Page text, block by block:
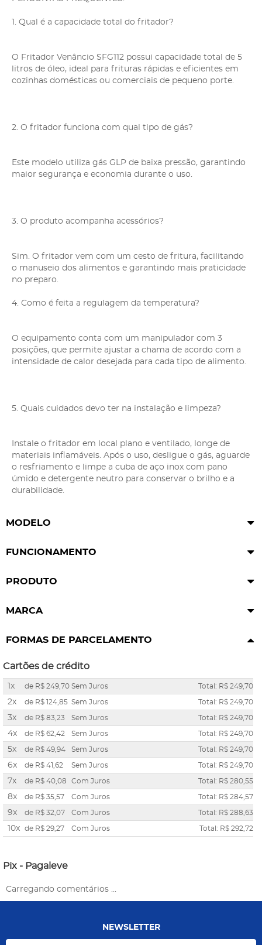
1. Qual é a capacidade total do fritador?
O Fritador Venâncio SFG112 possui capacidade total de 5
litros de óleo, ideal para frituras rápidas e eficientes em
cozinhas domésticas ou comerciais de pequeno porte.
2. O fritador funciona com qual tipo de gás?
Este modelo utiliza gás GLP de baixa pressão, garantindo
maior segurança e economia durante o uso.
3. O produto acompanha acessórios?
Sim. O fritador vem com um cesto de fritura, facilitando
o manuseio dos alimentos e garantindo mais praticidade
no preparo.
4. Como é feita a regulagem da temperatura?
O equipamento conta com um manipulador com 3
posições, que permite ajustar a chama de acordo com a
intensidade de calor desejada para cada tipo de alimento.
5. Quais cuidados devo ter na instalação e limpeza?
Instale o fritador em local plano e ventilado, longe de
materiais inflamáveis. Após o uso, desligue o gás, aguarde
o resfriamento e limpe a cuba de aço inox com pano
úmido e detergente neutro para conservar o brilho e a
durabilidade.
MODELO
FUNCIONAMENTO
PRODUTO
MARCA
FORMAS DE PARCELAMENTO
Cartões de crédito
1x de R$ 249,70 Sem Juros Total: R$ 249,70
2x de R$ 124,85 Sem Juros Total: R$ 249,70
3x de R$ 83,23 Sem Juros Total: R$ 249,70
4x de R$ 62,42 Sem Juros Total: R$ 249,70
5x de R$ 49,94 Sem Juros Total: R$ 249,70
6x de R$ 41,62 Sem Juros Total: R$ 249,70
7x de R$ 40,08 Com Juros Total: R$ 280,55
8x de R$ 35,57 Com Juros Total: R$ 284,57
9x de R$ 32,07 Com Juros Total: R$ 288,63
10x de R$ 29,27 Com Juros Total: R$ 292,72
Pix - Pagaleve
Carregando comentários ...
NEWSLETTER